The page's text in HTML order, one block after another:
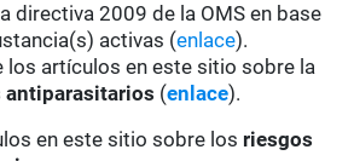
directiva 2009 de la OMS en base
activas (enlace).
los artículos en este sitio sobre la
(enlace).
en este sitio sobre los riesgos